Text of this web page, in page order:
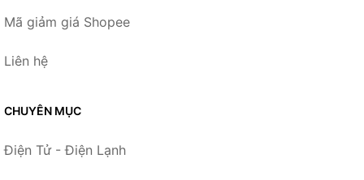
Mã giảm giá Shopee
Liên hệ
CHUYÊN MỤC
Điện Tử - Điện Lạnh